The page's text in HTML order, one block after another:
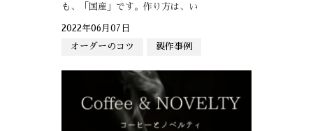
も、「国産」です。作り方は、い
2022年06月07日
オーダーのコツ 製作事例